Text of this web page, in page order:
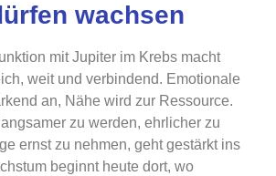
wachsen
mit Jupiter im Krebs macht
weit und verbindend. Emotionale
an, Nähe wird zur Ressource.
zu werden, ehrlicher zu
ernst zu nehmen, geht gestärkt ins
beginnt heute dort, wo